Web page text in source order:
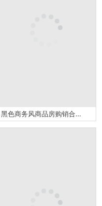
黑色商务风商品房购销合同范本Word模板